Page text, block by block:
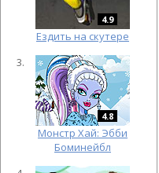
4.9
Ездить на скутере
4.8
Монстр Хай: Эбби
Боминейбл